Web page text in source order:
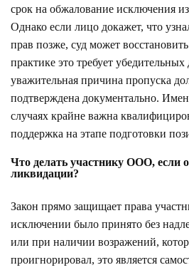
срок на обжалование исключения
Однако если лицо докажет, что
прав позже, суд может
практике это требует убедительных
уважительная причина пропуска
подтверждена документально.
случаях крайне важна
поддержка на этапе подготовки
Что делать участнику ООО, если
ликвидации?
Закон прямо защищает права
исключении было принято без
или при наличии возражений,
проигнорировал, это является